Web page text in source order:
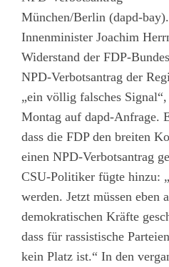
München/Berlin (dapd-
Innenminister Joachim
Widerstand der FDP-
NPD-Verbotsantrag der
„ein völlig falsches
Montag auf dapd-Anfrage.
dass die FDP den breiten
einen NPD-Verbotsantrag
CSU-Politiker fügte hinzu:
werden. Jetzt müssen eben
demokratischen Kräfte
dass für rassistische
kein Platz ist.“ In den